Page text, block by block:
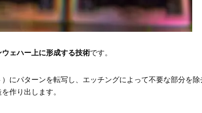
ェハー上に形成する技術です。
にパターンを転写し、エッチングによって不要な部分を除
作り出します。